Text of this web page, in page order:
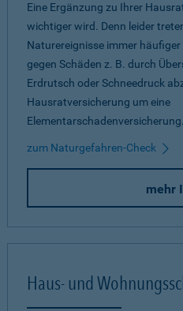
Eine Ergänzung zu Ihrer
wichtiger wird. Denn leider
Naturereignisse immer
gegen Schäden z. B. durch
Erdrutsch oder Schneedruck
Hausratversicherung um eine
Elementarschadenversicherung.
zum Naturgefahren-Check
mehr
Haus- und